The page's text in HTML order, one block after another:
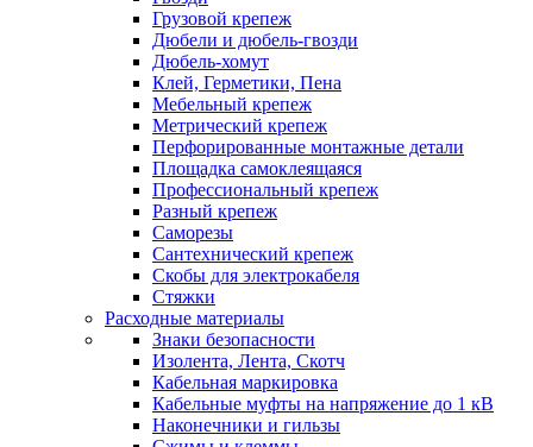
Грузовой крепеж
Дюбели и дюбель-гвозди
Дюбель-хомут
Клей, Герметики, Пена
Мебельный крепеж
Метрический крепеж
Перфорированные монтажные детали
Площадка самоклеящаяся
Профессиональный крепеж
Разный крепеж
Саморезы
Сантехнический крепеж
Скобы для электрокабеля
Стяжки
Расходные материалы
Знаки безопасности
Изолента, Лента, Скотч
Кабельная маркировка
Кабельные муфты на напряжение до 1 кВ
Наконечники и гильзы